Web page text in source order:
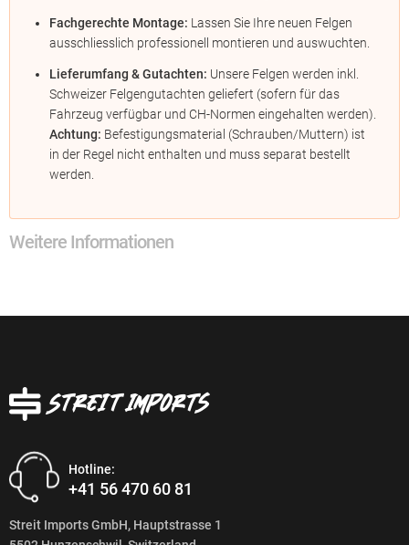
Fachgerechte Montage: Lassen Sie Ihre neuen Felgen
ausschliesslich professionell montieren und auswuchten.
Lieferumfang & Gutachten: Unsere Felgen werden inkl.
Schweizer Felgengutachten geliefert (sofern für das
Fahrzeug verfügbar und CH-Normen eingehalten werden).
Achtung: Befestigungsmaterial (Schrauben/Muttern) ist
in der Regel nicht enthalten und muss separat bestellt
werden.
Weitere Informationen
Hotline:
+41 56 470 60 81
Streit Imports GmbH, Hauptstrasse 1